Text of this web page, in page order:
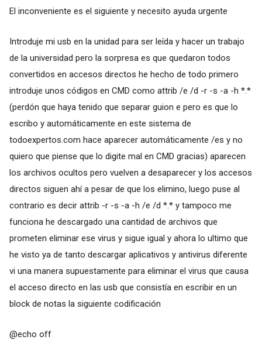
El inconveniente es el siguiente y necesito ayuda urgente
Introduje mi usb en la unidad para ser leída y hacer un trabajo
de la universidad pero la sorpresa es que quedaron todos
convertidos en accesos directos he hecho de todo primero
introduje unos códigos en CMD como attrib /e /d -r -s -a -h *.*
(perdón que haya tenido que separar guion e pero es que lo
escribo y automáticamente en este sistema de
todoexpertos.com hace aparecer automáticamente /es y no
quiero que piense que lo digite mal en CMD gracias) aparecen
los archivos ocultos pero vuelven a desaparecer y los accesos
directos siguen ahí a pesar de que los elimino, luego puse al
contrario es decir attrib -r -s -a -h /e /d *.* y tampoco me
funciona he descargado una cantidad de archivos que
prometen eliminar ese virus y sigue igual y ahora lo ultimo que
he visto ya de tanto descargar aplicativos y antivirus diferente
vi una manera supuestamente para eliminar el virus que causa
el acceso directo en las usb que consistía en escribir en un
block de notas la siguiente codificación
@echo off